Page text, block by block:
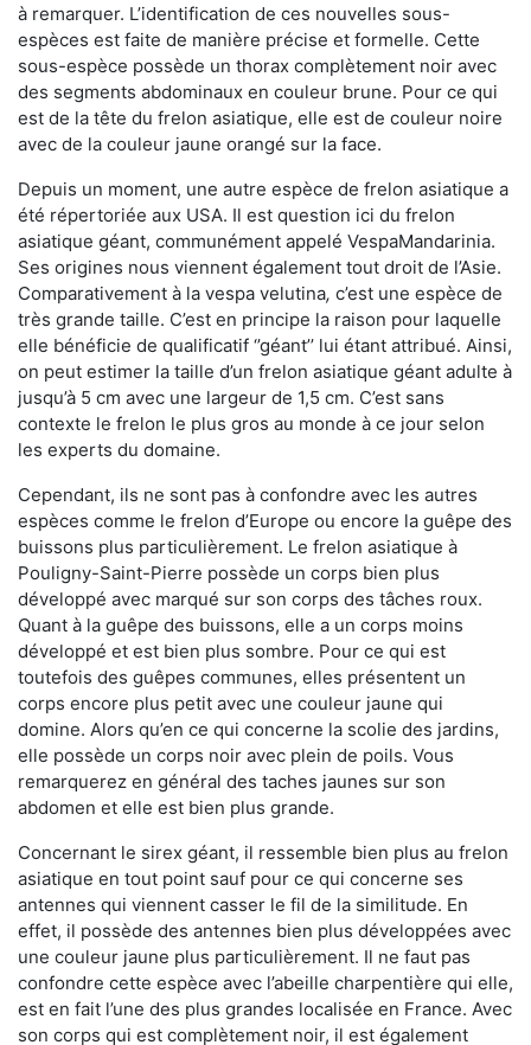
à remarquer. L’identification de ces nouvelles sous-
espèces est faite de manière précise et formelle. Cette
sous-espèce possède un thorax complètement noir avec
des segments abdominaux en couleur brune. Pour ce qui
est de la tête du frelon asiatique, elle est de couleur noire
avec de la couleur jaune orangé sur la face.
Depuis un moment, une autre espèce de frelon asiatique a
été répertoriée aux USA. Il est question ici du frelon
asiatique géant, communément appelé VespaMandarinia.
Ses origines nous viennent également tout droit de l’Asie.
Comparativement à la vespa velutina, c’est une espèce de
très grande taille. C’est en principe la raison pour laquelle
elle bénéficie de qualificatif ‘’géant’’ lui étant attribué. Ainsi,
on peut estimer la taille d’un frelon asiatique géant adulte à
jusqu’à 5 cm avec une largeur de 1,5 cm. C’est sans
contexte le frelon le plus gros au monde à ce jour selon
les experts du domaine.
Cependant, ils ne sont pas à confondre avec les autres
espèces comme le frelon d’Europe ou encore la guêpe des
buissons plus particulièrement. Le frelon asiatique à
Pouligny-Saint-Pierre possède un corps bien plus
développé avec marqué sur son corps des tâches roux.
Quant à la guêpe des buissons, elle a un corps moins
développé et est bien plus sombre. Pour ce qui est
toutefois des guêpes communes, elles présentent un
corps encore plus petit avec une couleur jaune qui
domine. Alors qu’en ce qui concerne la scolie des jardins,
elle possède un corps noir avec plein de poils. Vous
remarquerez en général des taches jaunes sur son
abdomen et elle est bien plus grande.
Concernant le sirex géant, il ressemble bien plus au frelon
asiatique en tout point sauf pour ce qui concerne ses
antennes qui viennent casser le fil de la similitude. En
effet, il possède des antennes bien plus développées avec
une couleur jaune plus particulièrement. Il ne faut pas
confondre cette espèce avec l’abeille charpentière qui elle,
est en fait l’une des plus grandes localisée en France. Avec
son corps qui est complètement noir, il est également